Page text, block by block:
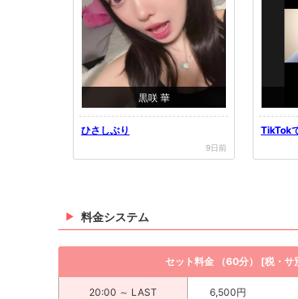
黒咲 華
ひさしぶり
9日前
TikTok
料金システム
セット料金 （60分） [税・サ
20:00 ～ LAST 6,500円